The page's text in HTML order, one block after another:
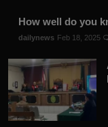
How well do you
dailynews Feb 18, 2025